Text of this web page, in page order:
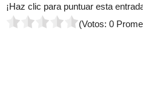
¡Haz clic para puntuar esta
(Votos: 0